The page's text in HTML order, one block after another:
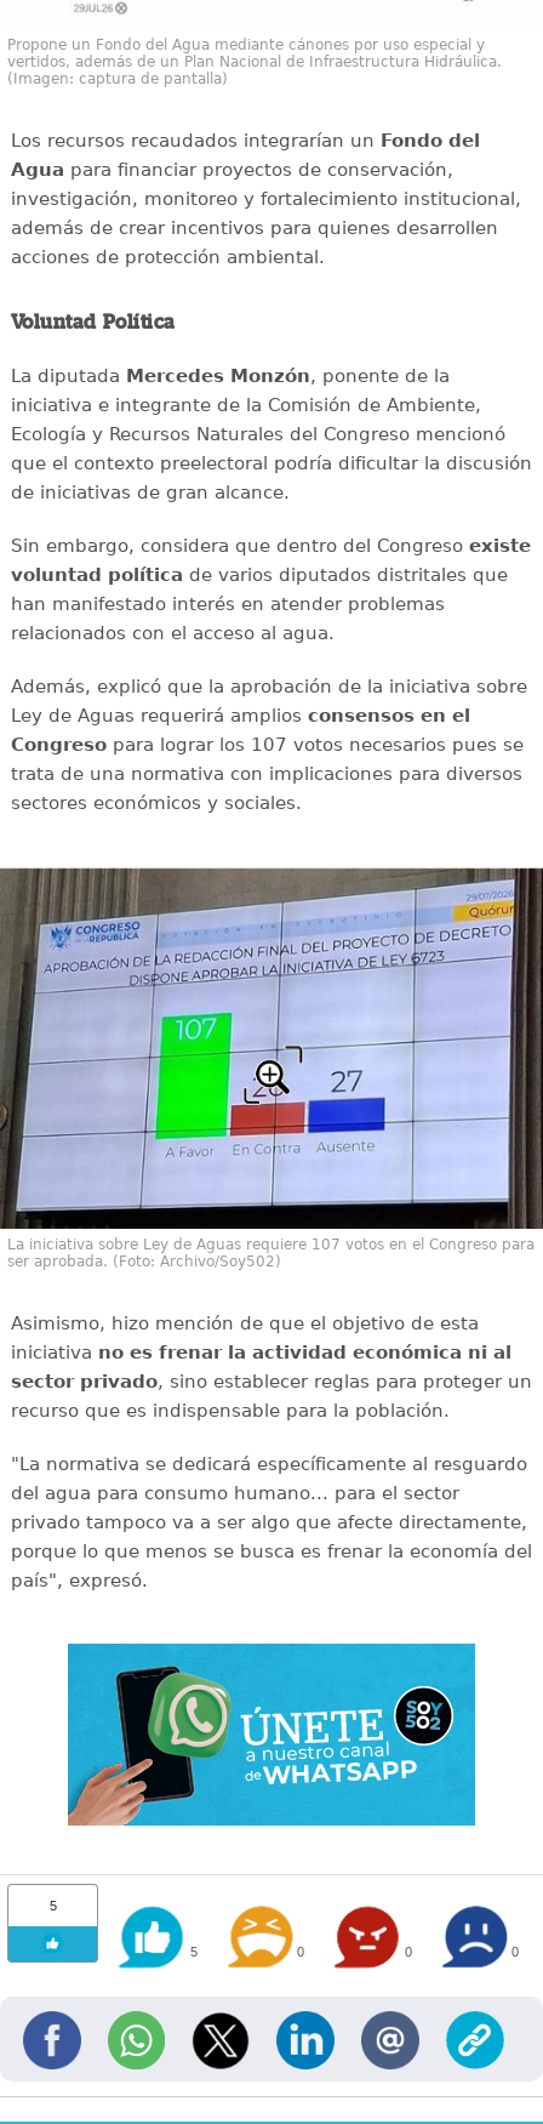
Propone un Fondo del Agua mediante cánones por uso especial y
vertidos, además de un Plan Nacional de Infraestructura Hidráulica.
(Imagen: captura de pantalla)
Los recursos recaudados integrarían un Fondo del
Agua para financiar proyectos de conservación,
investigación, monitoreo y fortalecimiento institucional,
además de crear incentivos para quienes desarrollen
acciones de protección ambiental.
Voluntad Política
La diputada Mercedes Monzón, ponente de la
iniciativa e integrante de la Comisión de Ambiente,
Ecología y Recursos Naturales del Congreso mencionó
que el contexto preelectoral podría dificultar la discusión
de iniciativas de gran alcance.
Sin embargo, considera que dentro del Congreso existe
voluntad política de varios diputados distritales que
han manifestado interés en atender problemas
relacionados con el acceso al agua.
Además, explicó que la aprobación de la iniciativa sobre
Ley de Aguas requerirá amplios consensos en el
Congresopara lograr los 107 votos necesarios pues se
trata de una normativa con implicaciones para diversos
sectores económicos y sociales.
La iniciativa sobre Ley de Aguas requiere 107 votos en el Congreso para
ser aprobada. (Foto: Archivo/Soy502)
Asimismo, hizo mención de que el objetivo de esta
iniciativa no es frenar la actividad económica ni al
sector privado, sino establecer reglas para proteger un
recurso que es indispensable para la población.
"La normativa se dedicará específicamente al resguardo
del agua para consumo humano... para el sector
privado tampoco va a ser algo que afecte directamente,
porque lo que menos se busca es frenar la economía del
país", expresó.
5
5 0 0 0